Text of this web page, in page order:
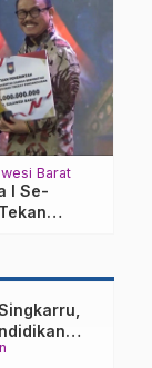
Barat
I Se-
Tinggi